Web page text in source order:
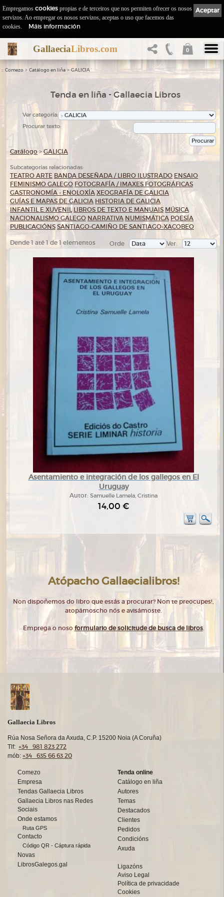
GallaeciaLibros.com 0
:: Comezo > Catálogo en liña > GALICIA
Tenda en liña - Gallaecia Libros
Ver categoría:
Procurar texto:
Catálogo >GALICIA
Subcategorías relacionadas:
TEATRO ARTE BANDA DESEÑADA / LIBRO ILUSTRADO ENSAIO
FEMINISMO GALEGO FOTOGRAFÍA / IMAXES FOTOGRÁFICAS
GASTRONOMÍA - ENOLOXÍA XEOGRAFÍA DE GALICIA
GUÍAS E MAPAS DE GALICIA HISTORIA DE GALICIA
INFANTIL E XUVENIL LIBROS DE TEXTO E MANUAIS MÚSICA
NACIONALISMO GALEGO NARRATIVA NUMISMÁTICA POESÍA
PUBLICACIÓNS SANTIAGO-CAMIÑO DE SANTIAGO-XACOBEO
Dende 1 até 1 de 1 elementos Ver:
Orde
Asentamiento e integración de los gallegos en El
Uruguay
Autor: Samuelle Lamela, Cristina
14,00 €
Atópacho Gallaecialibros!
Non dispoñemos do libro que estás a procurar? Non te preocupes!,
atopámoscho nós e avisámoste.
Emprega o noso formulario de solicitude de busca de libros.
Gallaecia Libros
Rúa Nosa Señora da Axuda, C.P. 15200 Noia (A Coruña)
Tlf: +34 981 823 272
mób: +34 635 66 63 20
Comezo
Empresa
Tendas Gallaecia Libros
Gallaecia Libros nas Redes
Sociais
Onde estamos
Ruta GPS
Contacto
Código QR - Cáptura rápida
Novas
LibrosGalegos.gal
Tenda online
Catálogo en liña
Autores
Temas
Destacados
Clientes
Pedidos
Condicións
Axuda
Ligazóns
Aviso Legal
Política de privacidade
Cookies
Aceptar
Empregamos cookies propias e de terceiros que nos permiten ofrecer os nosos
servizos. Ao empregar os nosos servizos, aceptas o uso que facemos das
cookies.
Máis información